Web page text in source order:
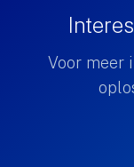
Voor meer